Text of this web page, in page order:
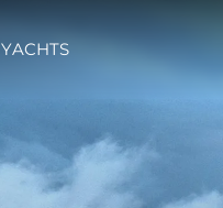
YACHTS